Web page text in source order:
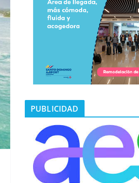
PUBLICIDAD